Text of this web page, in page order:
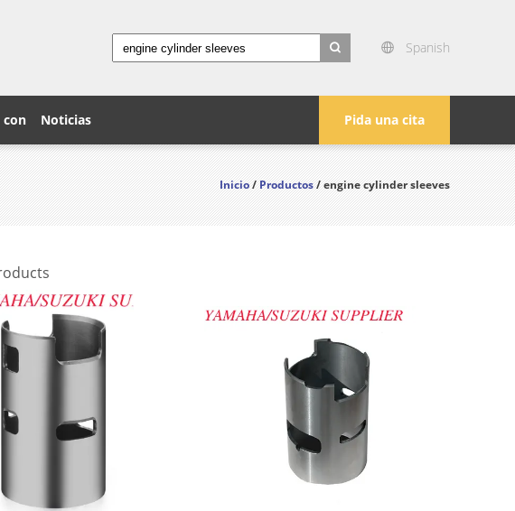
Spanish
Pida una cita
con Noticias
Inicio/Productos/ engine cylinder sleeves